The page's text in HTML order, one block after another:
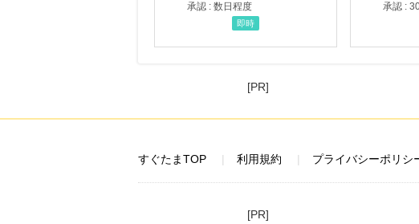
承認 : 数日程度
即時
承認 :
[PR]
すぐたまTOP 利用規約 プライバシーポリシ
[PR]